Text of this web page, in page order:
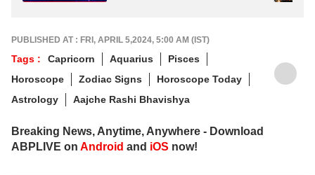
PUBLISHED AT : FRI, APRIL 5,2024, 5:00 AM (IST)
Tags : Capricorn Aquarius
Pisces
Horoscope
Zodiac Signs
Horoscope Today
Astrology
Aajche Rashi Bhavishya
Breaking News, Anytime, Anywhere - Download
ABPLIVE on Android and iOS now!